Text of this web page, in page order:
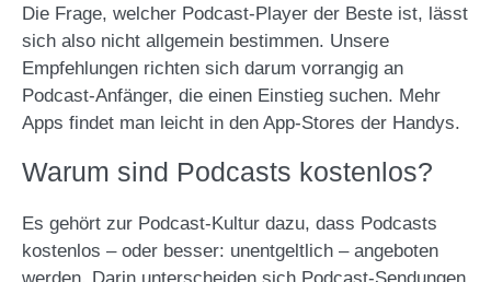
Die Frage, welcher Podcast-Player der Beste ist, lässt
sich also nicht allgemein bestimmen. Unsere
Empfehlungen richten sich darum vorrangig an
Podcast-Anfänger, die einen Einstieg suchen. Mehr
Apps findet man leicht in den App-Stores der Handys.
Warum sind Podcasts kostenlos?
Es gehört zur Podcast-Kultur dazu, dass Podcasts
kostenlos – oder besser: unentgeltlich – angeboten